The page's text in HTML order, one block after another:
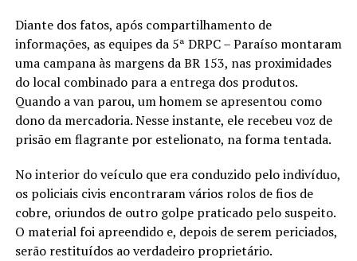
Diante dos fatos, após compartilhamento de
informações, as equipes da 5ª DRPC – Paraíso montaram
uma campana às margens da BR 153, nas proximidades
do local combinado para a entrega dos produtos.
Quando a van parou, um homem se apresentou como
dono da mercadoria. Nesse instante, ele recebeu voz de
prisão em flagrante por estelionato, na forma tentada.
No interior do veículo que era conduzido pelo indivíduo,
os policiais civis encontraram vários rolos de fios de
cobre, oriundos de outro golpe praticado pelo suspeito.
O material foi apreendido e, depois de serem periciados,
serão restituídos ao verdadeiro proprietário.